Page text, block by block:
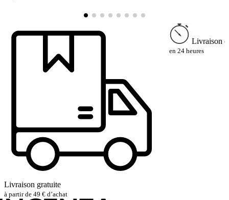
Livraison gratuite
à partir de 49 € d’achat
Livraison
en 24 heures